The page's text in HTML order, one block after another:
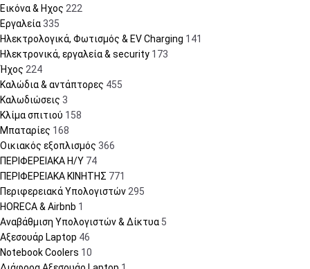
Εικόνα & Ηχος 222
Εργαλεία 335
Ηλεκτρολογικά, Φωτισμός & EV Charging 141
Ηλεκτρονικά, εργαλεία & security 173
Ήχος 224
Καλώδια & αντάπτορες 455
Καλωδιώσεις 3
Κλίμα σπιτιού 158
Μπαταρίες 168
Οικιακός εξοπλισμός 366
ΠΕΡΙΦΕΡΕΙΑΚΑ Η/Υ 74
ΠΕΡΙΦΕΡΕΙΑΚΑ ΚΙΝΗΤΗΣ 771
Περιφερειακά Υπολογιστών295
HORECA & Airbnb 1
Αναβάθμιση Υπολογιστών & Δίκτυα 5
Αξεσουάρ Laptop 46
Notebook Coolers 10